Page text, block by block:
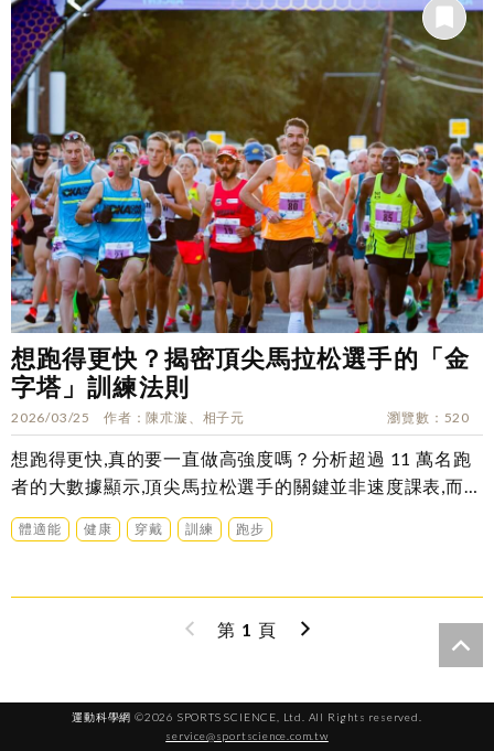
想跑得更快？揭密頂尖馬拉松選手的「金
字塔」訓練法則
2026/03/25 作者 陳朮漩、相子元 瀏覽數 520
想跑得更快,真的要一直做高強度嗎？分析超過 11 萬名跑
者的大數據顯示,頂尖馬拉松選手的關鍵並非速度課表,而
是……
體適能 健康 穿戴 訓練 跑步
第 1 頁
運動科學網 ©2026 SPORTS SCIENCE, Ltd. All Rights reserved.
service@sportscience.com.tw